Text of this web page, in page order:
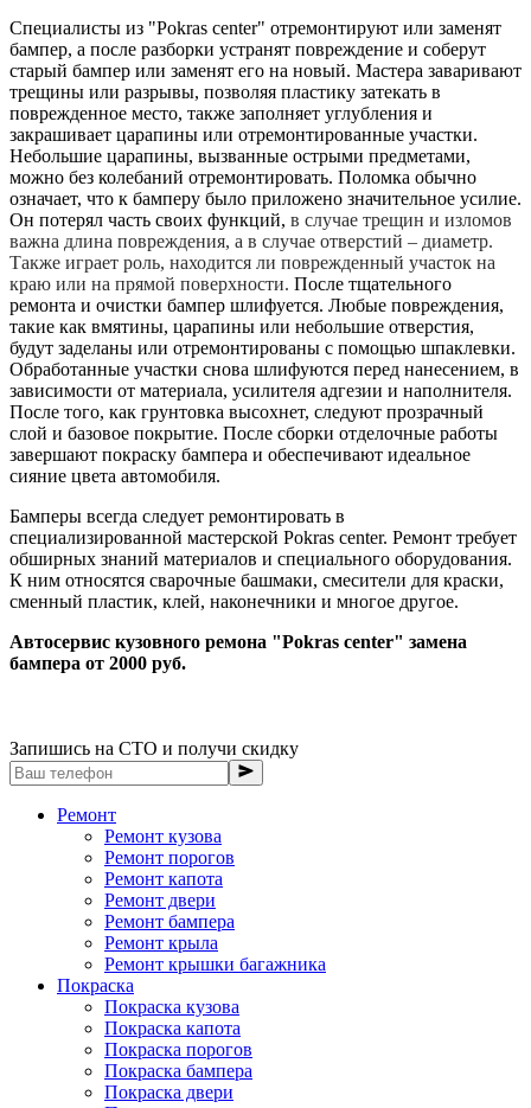
Специалисты из "Pokras center" отремонтируют или заменят
бампер, а после разборки устранят повреждение и соберут
старый бампер или заменят его на новый. Мастера заваривают
трещины или разрывы, позволяя пластику затекать в
поврежденное место, также заполняет углубления и
закрашивает царапины или отремонтированные участки.
Небольшие царапины, вызванные острыми предметами,
можно без колебаний отремонтировать. Поломка обычно
означает, что к бамперу было приложено значительное усилие.
Он потерял часть своих функций, в случае трещин и изломов
важна длина повреждения, а в случае отверстий – диаметр.
Также играет роль, находится ли поврежденный участок на
краю или на прямой поверхности. После тщательного
ремонта и очистки бампер шлифуется. Любые повреждения,
такие как вмятины, царапины или небольшие отверстия,
будут заделаны или отремонтированы с помощью шпаклевки.
Обработанные участки снова шлифуются перед нанесением, в
зависимости от материала, усилителя адгезии и наполнителя.
После того, как грунтовка высохнет, следуют прозрачный
слой и базовое покрытие. После сборки отделочные работы
завершают покраску бампера и обеспечивают идеальное
сияние цвета автомобиля.
Бамперы всегда следует ремонтировать в
специализированной мастерской Pokras center. Ремонт требует
обширных знаний материалов и специального оборудования.
К ним относятся сварочные башмаки, смесители для краски,
сменный пластик, клей, наконечники и многое другое.
Автосервис кузовного ремона "Pokras center" замена
бампера от 2000 руб.
Запишись на СТО и получи скидку
Ремонт
Ремонт кузова
Ремонт порогов
Ремонт капота
Ремонт двери
Ремонт бампера
Ремонт крыла
Ремонт крышки багажника
Покраска
Покраска кузова
Покраска капота
Покраска порогов
Покраска бампера
Покраска двери